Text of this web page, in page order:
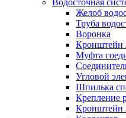
Водосточная
Желоб
Труба
Воронка
Кронштейн
Муфта
Угловой
Шпилька
Крепление
Кронштейн